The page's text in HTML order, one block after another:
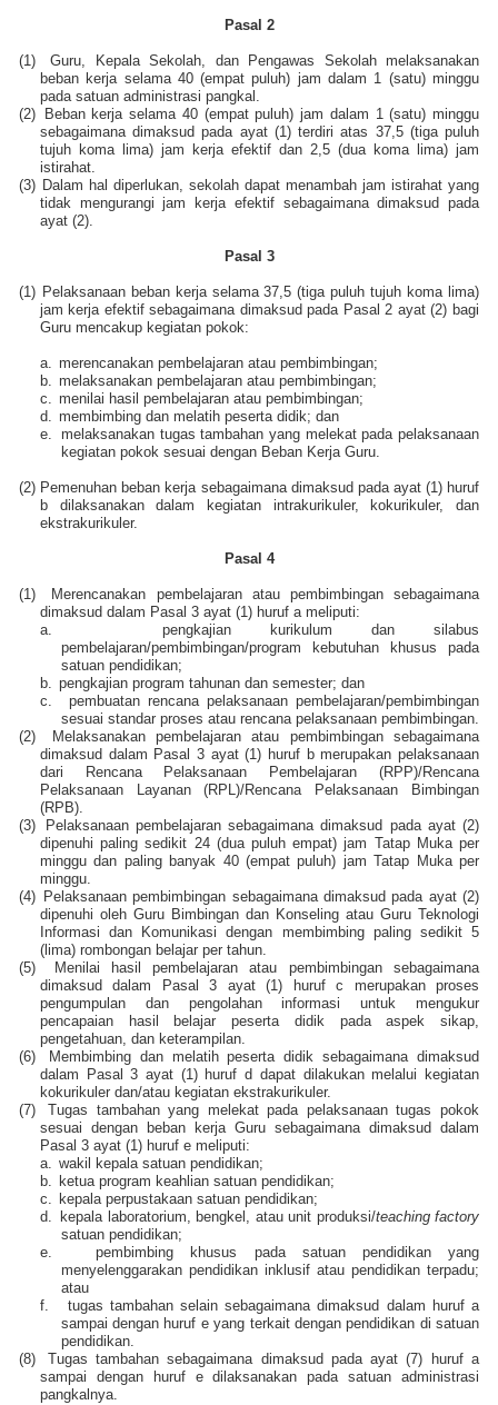
Pasal 2
(1)
Guru, Kepala Sekolah, dan Pengawas Sekolah melaksanakan
beban kerja selama 40 (empat puluh) jam dalam 1 (satu) minggu
pada satuan administrasi pangkal.
(2)
Beban kerja selama 40 (empat puluh) jam dalam 1 (satu) minggu
sebagaimana dimaksud pada ayat (1) terdiri atas 37,5 (tiga puluh
tujuh koma lima) jam kerja efektif dan 2,5 (dua koma lima) jam
istirahat.
(3) Dalam hal diperlukan, sekolah dapat menambah jam istirahat yang
tidak mengurangi jam kerja efektif sebagaimana dimaksud pada
ayat (2).
Pasal 3
(1) Pelaksanaan beban kerja selama 37,5 (tiga puluh tujuh koma lima)
jam kerja efektif sebagaimana dimaksud pada Pasal 2 ayat (2) bagi
Guru mencakup kegiatan pokok:
a. merencanakan pembelajaran atau pembimbingan;
b. melaksanakan pembelajaran atau pembimbingan;
c. menilai hasil pembelajaran atau pembimbingan;
d. membimbing dan melatih peserta didik; dan
e. melaksanakan tugas tambahan yang melekat pada pelaksanaan
kegiatan pokok sesuai dengan Beban Kerja Guru.
(2) Pemenuhan beban kerja sebagaimana dimaksud pada ayat (1) huruf
b dilaksanakan dalam kegiatan intrakurikuler, kokurikuler, dan
ekstrakurikuler.
Pasal 4
(1)
Merencanakan pembelajaran atau pembimbingan sebagaimana
dimaksud dalam Pasal 3 ayat (1) huruf a meliputi:
a.
pengkajian kurikulum dan silabus
pembelajaran/pembimbingan/program kebutuhan khusus pada
satuan pendidikan;
b. pengkajian program tahunan dan semester; dan
c.
pembuatan rencana pelaksanaan pembelajaran/pembimbingan
sesuai standar proses atau rencana pelaksanaan pembimbingan.
(2)
Melaksanakan pembelajaran atau pembimbingan sebagaimana
dimaksud dalam Pasal 3 ayat (1) huruf b merupakan pelaksanaan
dari Rencana Pelaksanaan Pembelajaran (RPP)/Rencana
Pelaksanaan Layanan (RPL)/Rencana Pelaksanaan Bimbingan
(RPB).
(3)
Pelaksanaan pembelajaran sebagaimana dimaksud pada ayat (2)
dipenuhi paling sedikit 24 (dua puluh empat) jam Tatap Muka per
minggu dan paling banyak 40 (empat puluh) jam Tatap Muka per
minggu.
(4) Pelaksanaan pembimbingan sebagaimana dimaksud pada ayat (2)
dipenuhi oleh Guru Bimbingan dan Konseling atau Guru Teknologi
Informasi dan Komunikasi dengan membimbing paling sedikit 5
(lima) rombongan belajar per tahun.
(5)
Menilai hasil pembelajaran atau pembimbingan sebagaimana
dimaksud dalam Pasal 3 ayat (1) huruf c merupakan proses
pengumpulan dan pengolahan informasi untuk mengukur
pencapaian hasil belajar peserta didik pada aspek sikap,
pengetahuan, dan keterampilan.
(6)
Membimbing dan melatih peserta didik sebagaimana dimaksud
dalam Pasal 3 ayat (1) huruf d dapat dilakukan melalui kegiatan
kokurikuler dan/atau kegiatan ekstrakurikuler.
(7)
Tugas tambahan yang melekat pada pelaksanaan tugas pokok
sesuai dengan beban kerja Guru sebagaimana dimaksud dalam
Pasal 3 ayat (1) huruf e meliputi:
a. wakil kepala satuan pendidikan;
b. ketua program keahlian satuan pendidikan;
c. kepala perpustakaan satuan pendidikan;
d.
kepala laboratorium, bengkel, atau unit produksi/teaching factory
satuan pendidikan;
e.
pembimbing khusus pada satuan pendidikan yang
menyelenggarakan pendidikan inklusif atau pendidikan terpadu;
atau
f.
tugas tambahan selain sebagaimana dimaksud dalam huruf a
sampai dengan huruf e yang terkait dengan pendidikan di satuan
pendidikan.
(8)
Tugas tambahan sebagaimana dimaksud pada ayat (7) huruf a
sampai dengan huruf e dilaksanakan pada satuan administrasi
pangkalnya.